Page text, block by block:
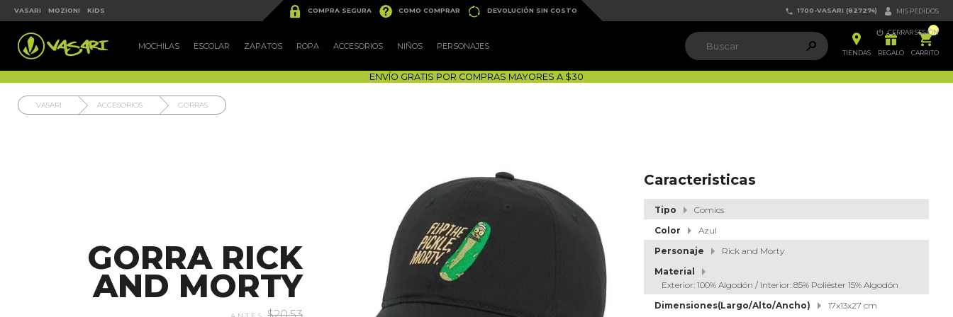
VASARI MOZIONI KIDS  COMPRA SEGURA  COMO COMPRAR  DEVOLUCIÓN SIN COSTO  1700-VASARI (827274)  MIS PEDIDOS
 CERRAR SESIÓN
 MOCHILAS ESCOLAR ZAPATOS ROPA ACCESORIOS NIÑOS PERSONAJES  
TIENDAS

REGALO
ຐ
CARRITO
ENVÍO GRATIS POR COMPRAS MAYORES A $30
VASARI ACCESORIOS GORRAS
GORRA RICK
AND MORTY
Caracteristicas
Tipo
Comics
Color
Azul
Personaje
Rick and Morty
Material
Exterior: 100% Algodón / Interior: 85% Poliéster 15% Algodón
Dimensiones(Largo/Alto/Ancho)
17x13x27 cm